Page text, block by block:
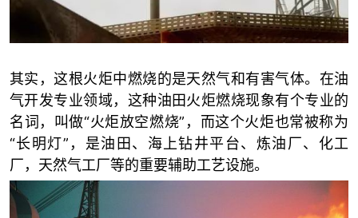
其实，这根火炬中燃烧的是天然气和有害气体。在油
气开发专业领域，这种油田火炬燃烧现象有个专业的
名词，叫做“火炬放空燃烧”，而这个火炬也常被称为
“长明灯”，是油田、海上钻井平台、炼油厂、化工
厂，天然气工厂等的重要辅助工艺设施。